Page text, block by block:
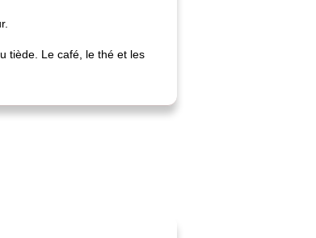
tiède. Le café, le thé et les